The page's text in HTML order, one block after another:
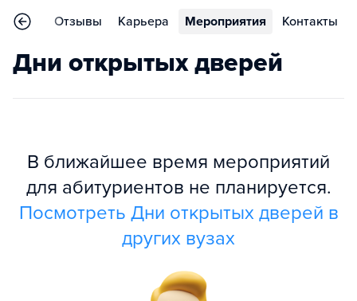
Отзывы Карьера Мероприятия Контакты
Дни открытых дверей
В ближайшее время мероприятий
для абитуриентов не планируется.
Посмотреть Дни открытых дверей в
других вузах